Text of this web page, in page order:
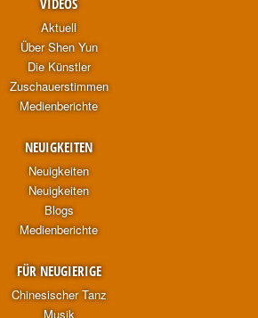
Aktuell
Über Shen Yun
Die Künstler
Zuschauerstimmen
Medienberichte
NEUIGKEITEN
Neuigkeiten
Neuigkeiten
Blogs
Medienberichte
FÜR NEUGIERIGE
Chinesischer Tanz
Musik